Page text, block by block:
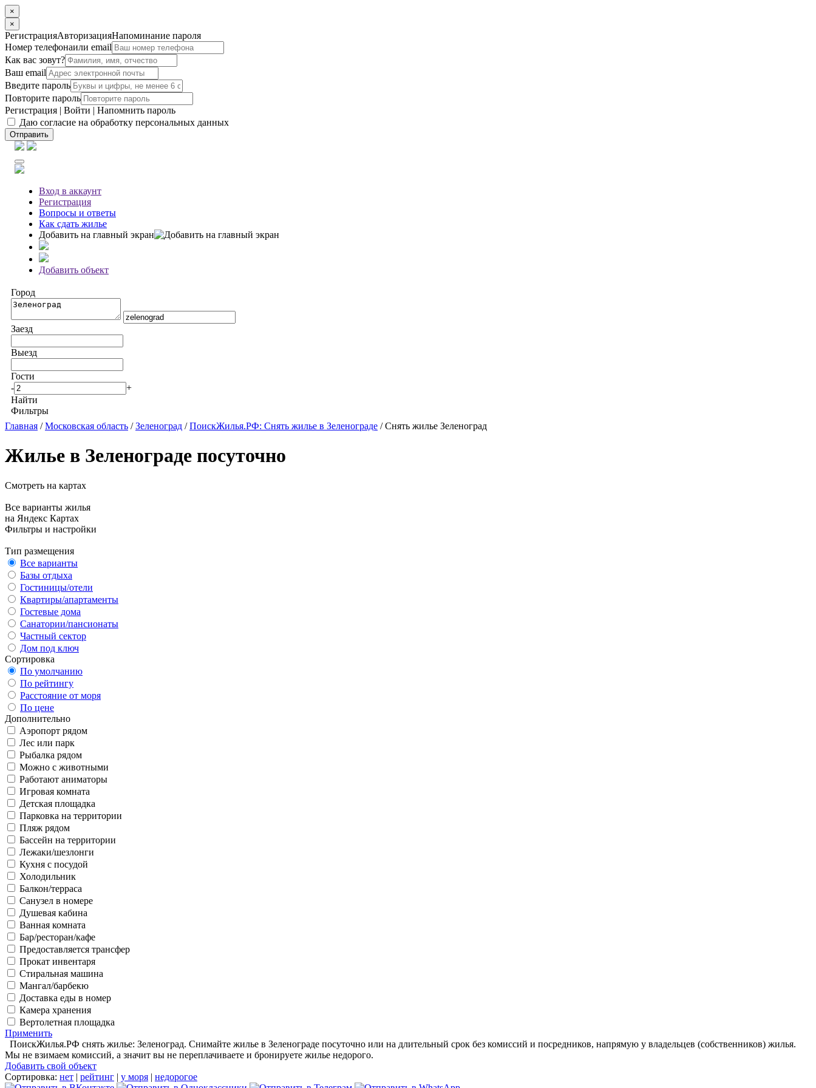
×
×
РегистрацияАвторизацияНапоминание пароля
Номер телефонаили email
Как вас зовут?
Ваш email
Введите пароль
Повторите пароль
Регистрация | Войти | Напомнить пароль
Даю согласие на обработку персональных данных
Отправить
Вход в аккаунт
Регистрация
Вопросы и ответы
Как сдать жилье
Добавить на главный экран
Добавить объект
Город
Заезд
Выезд
Гости
-
+
Найти
Фильтры
Главная /Московская область /Зеленоград /ПоискЖилья.РФ: Снять жилье в Зеленограде / Снять жилье Зеленоград
Жилье в Зеленограде посуточно
Смотреть на картах
Все варианты жилья
на Яндекс Картах
Фильтры и настройки
Тип размещения
Все варианты
Базы отдыха
Гостиницы/отели
Квартиры/апартаменты
Гостевые дома
Санатории/пансионаты
Частный сектор
Дом под ключ
Сортировка
По умолчанию
По рейтингу
Расстояние от моря
По цене
Дополнительно
Аэропорт рядом
Лес или парк
Рыбалка рядом
Можно с животными
Работают аниматоры
Игровая комната
Детская площадка
Парковка на территории
Пляж рядом
Бассейн на территории
Лежаки/шезлонги
Кухня с посудой
Холодильник
Балкон/терраса
Санузел в номере
Душевая кабина
Ванная комната
Бар/ресторан/кафе
Предоставляется трансфер
Прокат инвентаря
Стиральная машина
Мангал/барбекю
Доставка еды в номер
Камера хранения
Вертолетная площадка
Применить
ПоискЖилья.РФ снять жилье: Зеленоград. Снимайте жилье в Зеленограде посуточно или на длительный срок без комиссий и посредников, напрямую у владельцев (собственников) жилья.
Мы не взимаем комиссий, а значит вы не переплачиваете и бронируете жилье недорого.
Добавить свой объект
Сортировка: нет | рейтинг | у моря | недорогое